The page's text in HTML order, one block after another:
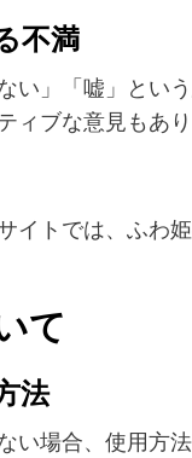
不満
い」「嘘」とい
ィブな意見もあ
イトでは、ふわ
て
法
い場合、使用方